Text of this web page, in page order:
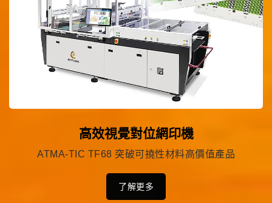
高效視覺對位網印機
ATMA-TIC TF68 突破可撓性材料高價值產品
了解更多